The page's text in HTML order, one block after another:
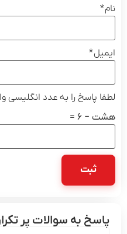
را به عدد انگلیسی وارد کنید:
به سوالات پر تکرار